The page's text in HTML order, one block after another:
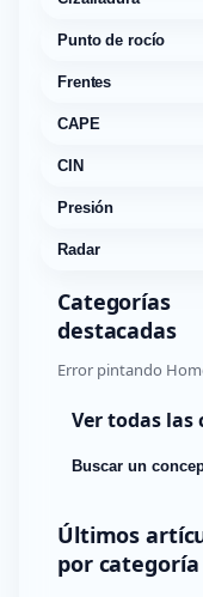
Punto de rocío
Frentes
CAPE
CIN
Presión
Radar
Categorías
destacadas
Error pintando
Ver todas las
Buscar un
Últimos
por categoría